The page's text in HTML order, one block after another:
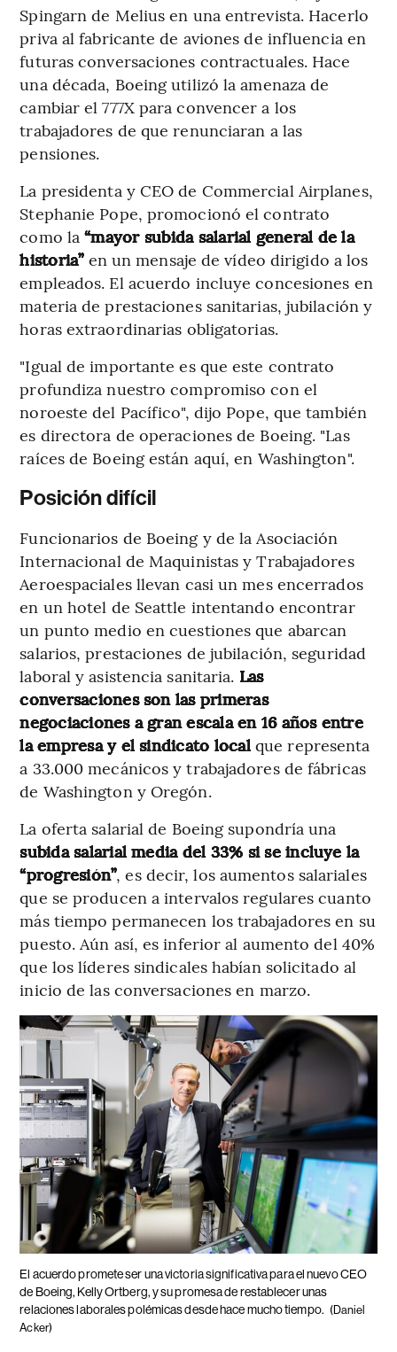
Spingarn de Melius en una entrevista. Hacerlo
priva al fabricante de aviones de influencia en
futuras conversaciones contractuales. Hace
una década, Boeing utilizó la amenaza de
cambiar el 777X para convencer a los
trabajadores de que renunciaran a las
pensiones.
La presidenta y CEO de Commercial Airplanes,
Stephanie Pope, promocionó el contrato
como la“mayor subida salarial general de la
historia”en un mensaje de vídeo dirigido a los
empleados. El acuerdo incluye concesiones en
materia de prestaciones sanitarias, jubilación y
horas extraordinarias obligatorias.
"Igual de importante es que este contrato
profundiza nuestro compromiso con el
noroeste del Pacífico", dijo Pope, que también
es directora de operaciones de Boeing. "Las
raíces de Boeing están aquí, en Washington".
Posición difícil
Funcionarios de Boeing y de la Asociación
Internacional de Maquinistas y Trabajadores
Aeroespaciales llevan casi un mes encerrados
en un hotel de Seattle intentando encontrar
un punto medio en cuestiones que abarcan
salarios, prestaciones de jubilación, seguridad
laboral y asistencia sanitaria. Las
conversaciones son las primeras
negociaciones a gran escala en 16 años entre
la empresa y el sindicato localque representa
a 33.000 mecánicos y trabajadores de fábricas
de Washington y Oregón.
La oferta salarial de Boeing supondría una
subida salarial media del 33% si se incluye la
“progresión”, es decir, los aumentos salariales
que se producen a intervalos regulares cuanto
más tiempo permanecen los trabajadores en su
puesto. Aún así, es inferior al aumento del 40%
que los líderes sindicales habían solicitado al
inicio de las conversaciones en marzo.
El acuerdo promete ser una victoria significativa para el nuevo CEO
de Boeing, Kelly Ortberg, y su promesa de restablecer unas
relaciones laborales polémicas desde hace mucho tiempo. (Daniel
Acker)